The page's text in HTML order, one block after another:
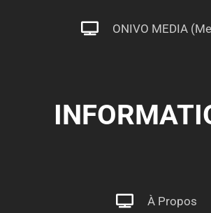
ONIVO MEDIA
À Propos